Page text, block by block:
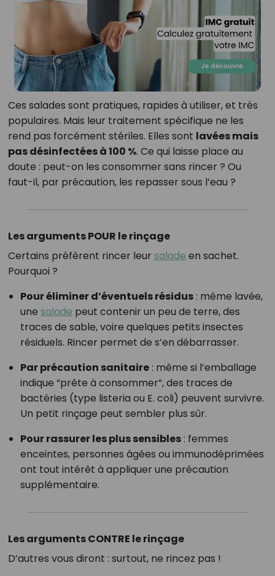
Ces salades sont pratiques, rapides à utiliser, et très
populaires. Mais leur traitement spécifique ne les
rend pas forcément stériles. Elles sont lavées mais
pas désinfectées à 100 %. Ce qui laisse place au
doute : peut-on les consommer sans rincer ? Ou
faut-il, par précaution, les repasser sous l’eau ?
Les arguments POUR le rinçage
Certains préfèrent rincer leur salade en sachet.
Pourquoi ?
Pour éliminer d’éventuels résidus: même lavée,
une salade peut contenir un peu de terre, des
traces de sable, voire quelques petits insectes
résiduels. Rincer permet de s’en débarrasser.
Par précaution sanitaire: même si l’emballage
indique “prête à consommer”, des traces de
bactéries (type listeria ou E. coli) peuvent survivre.
Un petit rinçage peut sembler plus sûr.
Pour rassurer les plus sensibles: femmes
enceintes, personnes âgées ou immunodéprimées
ont tout intérêt à appliquer une précaution
supplémentaire.
Les arguments CONTRE le rinçage
D’autres vous diront : surtout, ne rincez pas !